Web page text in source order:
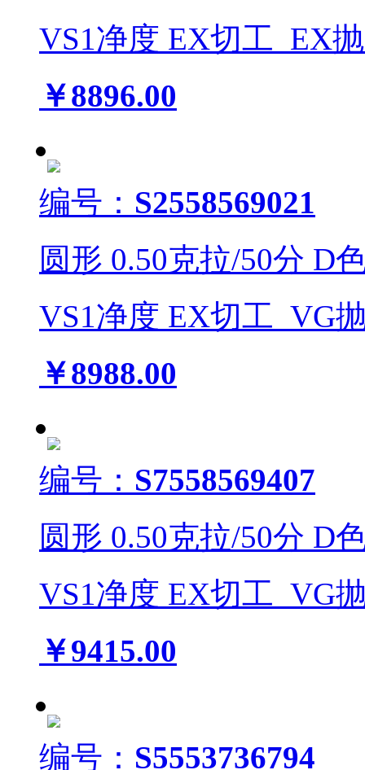
VS1净度 EX切工 EX
￥8896.00
编号： S2558569021
圆形 0.50克拉/50分 D
VS1净度 EX切工 VG
￥8988.00
编号： S7558569407
圆形 0.50克拉/50分 D
VS1净度 EX切工 VG
￥9415.00
编号： S5553736794